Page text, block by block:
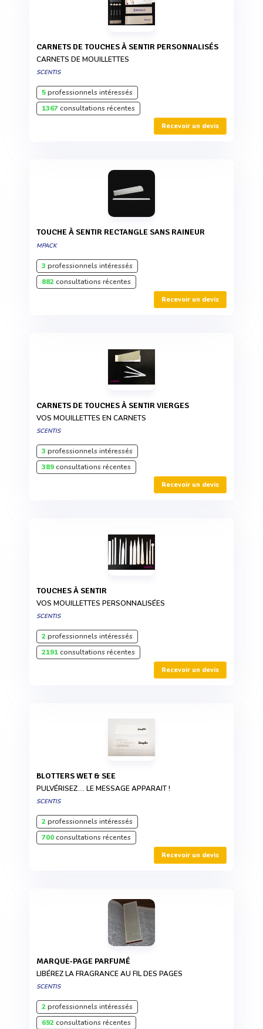
CARNETS DE TOUCHES À SENTIR PERSONNALISÉS
CARNETS DE MOUILLETTES
SCENTIS
5professionnels intéressés
1367consultations récentes
Recevoir un devis
TOUCHE À SENTIR RECTANGLE SANS RAINEUR
MPACK
3 professionnels intéressés
882consultations récentes
Recevoir un devis
CARNETS DE TOUCHES À SENTIR VIERGES
VOS MOUILLETTES EN CARNETS
SCENTIS
3 professionnels intéressés
389consultations récentes
Recevoir un devis
TOUCHES À SENTIR
VOS MOUILLETTES PERSONNALISÉES
SCENTIS
2professionnels intéressés
2191consultations récentes
Recevoir un devis
BLOTTERS WET & SEE
PULVÉRISEZ.... LE MESSAGE APPARAIT !
SCENTIS
2professionnels intéressés
700consultations récentes
Recevoir un devis
MARQUE-PAGE PARFUMÉ
LIBÉREZ LA FRAGRANCE AU FIL DES PAGES
SCENTIS
2professionnels intéressés
692consultations récentes